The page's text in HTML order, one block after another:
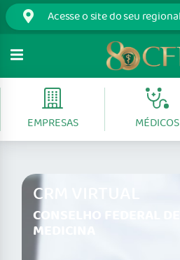
EMPRESAS MÉDICOS
CRM VIRTUAL
CONSELHO FEDERAL DE
MEDICINA